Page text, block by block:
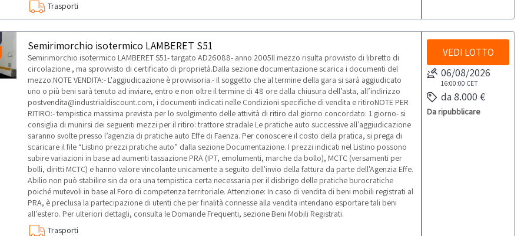
Trasporti
Semirimorchio isotermico LAMBERET S51
Semirimorchio isotermico LAMBERET S51- targato AD26088- anno 2005Il mezzo risulta provvisto di libretto di
circolazione , ma sprovvisto di certificato di proprietà.Dalla sezione documentazione scarica i documenti del
mezzo.NOTE VENDITA:- L'aggiudicazione è provvisoria.- Il soggetto che al termine della gara si sarà aggiudicato
uno o più beni sarà tenuto ad inviare, entro e non oltre il termine di 48 ore dalla chiusura dell’asta, all’indirizzo
postvendita@industrialdiscount.com, i documenti indicati nelle Condizioni specifiche di vendita e ritiroNOTE PER
RITIRO:- tempistica massima prevista per lo svolgimento delle attività di ritiro dal giorno concordato: 1 giorno- si
consiglia di munirsi dei seguenti mezzi per il ritiro: trattore stradale Le pratiche auto successive all’aggiudicazione
saranno svolte presso l’agenzia di pratiche auto Effe di Faenza. Per conoscere il costo della pratica, si prega di
scaricare il file “Listino prezzi pratiche auto” dalla sezione Documentazione. I prezzi indicati nel Listino possono
subire variazioni in base ad aumenti tassazione PRA (IPT, emolumenti, marche da bollo), MCTC (versamenti per
bolli, diritti MCTC) e hanno valore vincolante unicamente a seguito dell'invio della fattura da parte dell'Agenzia Effe.
Abilio non può stabilire sin da ora una tempistica certa necessaria per il disbrigo delle pratiche burocratiche
poiché mutevoli in base al Foro di competenza territoriale. Attenzione: In caso di vendita di beni mobili registrati al
PRA, è preclusa la partecipazione di utenti che per finalità connesse alla vendita intendano esportare tali beni
all’estero. Per ulteriori dettagli, consulta le Domande Frequenti, sezione Beni Mobili Registrati.
Trasporti
VEDI LOTTO
06/08/2026
16:00:00 CET
da 8.000 €
Da ripubblicare